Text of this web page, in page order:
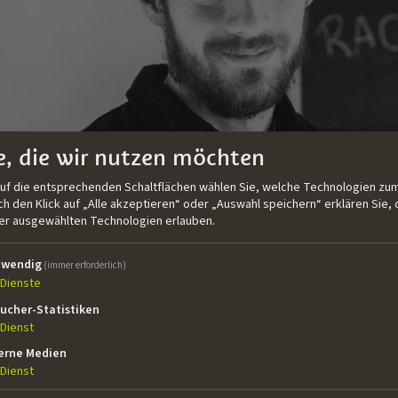
in Linz, hat von 2012 bis 2016 Theater-, Film-
2018 hat er ein Austauschprogramm an der Fakultät
absolviert. Von 2014 bis 2020 hat er Bildende Kunst /
Wien besucht und hat den Studiengang mit
die wir nutzen möchten
die entsprechenden Schaltflächen wählen Sie, welche Technologien
den Klick auf „Alle akzeptieren“ oder „Auswahl speichern“ erklären Sie,
ausgewählten Technologien erlauben.
(immer erforderlich)
Dienste
Statistiken
Dienst
Medien
Dienst